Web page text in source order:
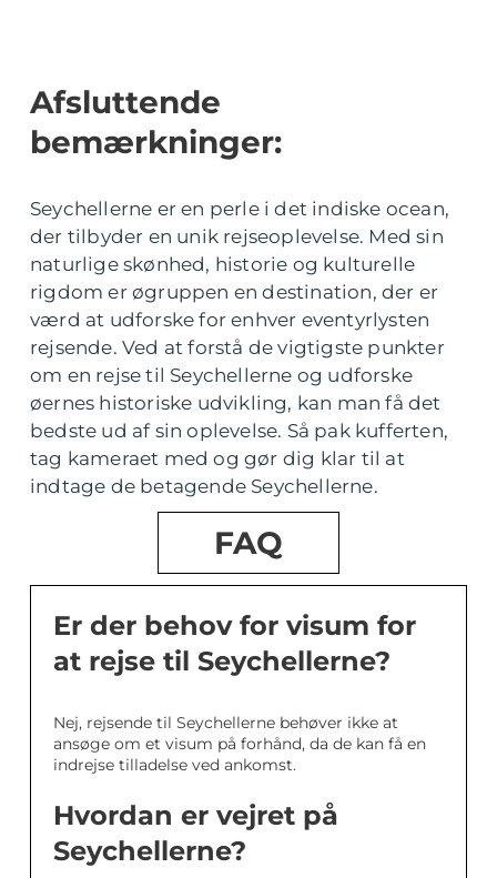
Afsluttende
bemærkninger:
Seychellerne er en perle i det indiske ocean,
der tilbyder en unik rejseoplevelse. Med sin
naturlige skønhed, historie og kulturelle
rigdom er øgruppen en destination, der er
værd at udforske for enhver eventyrlysten
rejsende. Ved at forstå de vigtigste punkter
om en rejse til Seychellerne og udforske
øernes historiske udvikling, kan man få det
bedste ud af sin oplevelse. Så pak kufferten,
tag kameraet med og gør dig klar til at
indtage de betagende Seychellerne.
FAQ
Er der behov for visum for
at rejse til Seychellerne?
Nej, rejsende til Seychellerne behøver ikke at
ansøge om et visum på forhånd, da de kan få en
indrejse tilladelse ved ankomst.
Hvordan er vejret på
Seychellerne?